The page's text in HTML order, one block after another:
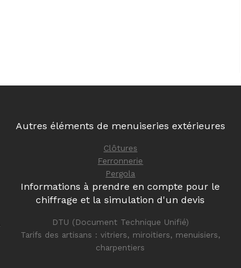
Autres éléments de menuiseries extérieures
Clôtures
Ferronnerie
Pergola
Informations à prendre en compte pour le
chiffrage et la simulation d'un devis
DTU (Document Technique Unifié)
Tarifs des artisans : vitriers, miroitiers, menuisiers,
charpentiers